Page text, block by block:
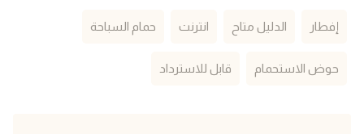
إفطار الدليل متاح انترنت حمام السباحة
حوض الاستحمام قابل للاسترداد